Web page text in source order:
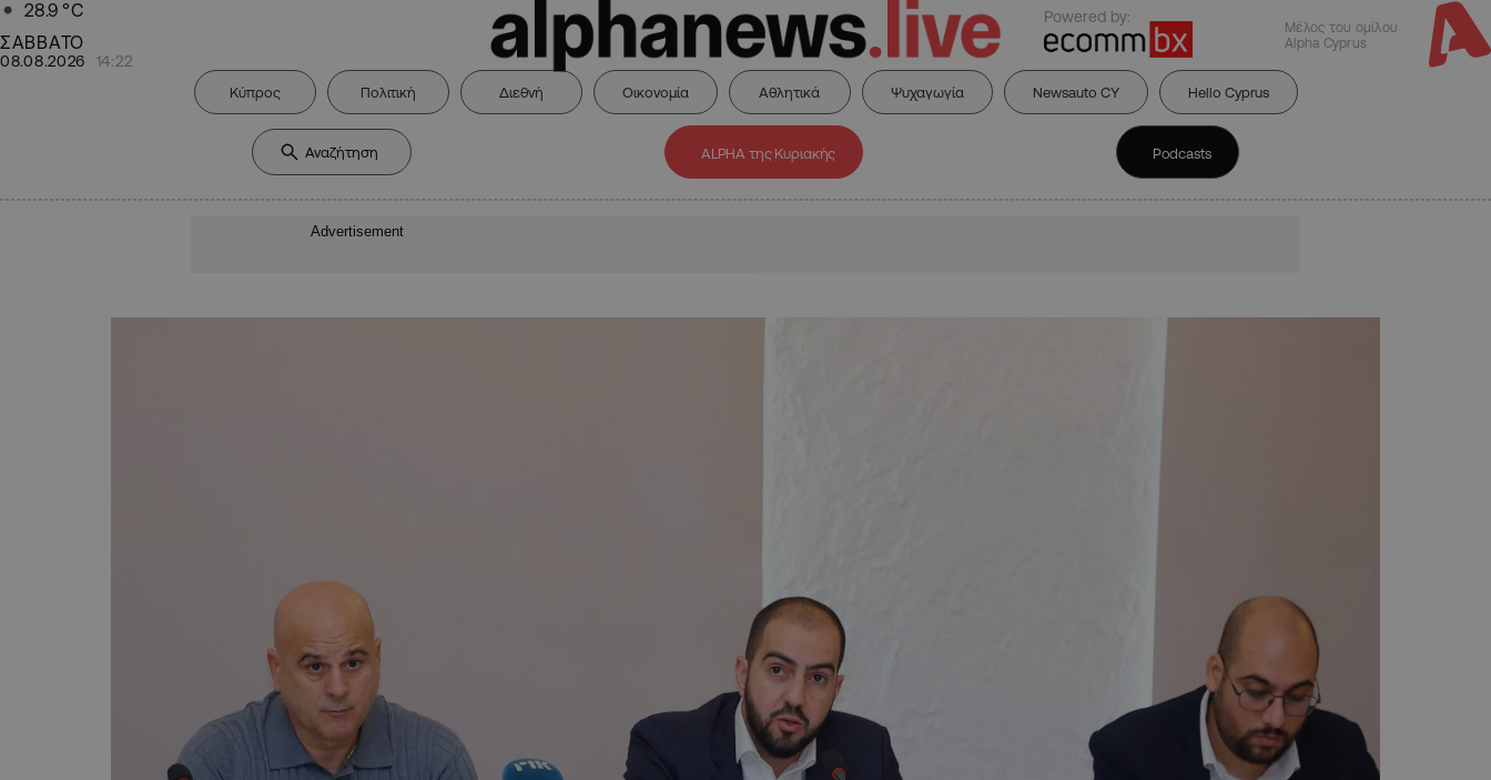
28.9 °C
ΣΑΒΒΑΤΟ
08.08.2026 14:22
Powered by:
Μέλος του ομίλου
Alpha Cyprus
Κύπρος Πολιτική Διεθνή Οικονομία Αθλητικά Ψυχαγωγία Newsauto CY Hello Cyprus
ALPHA της Κυριακής Podcasts
Advertisement